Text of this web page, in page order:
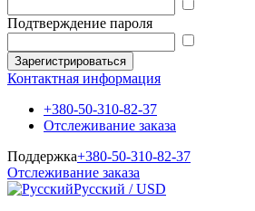
Подтверждение пароля
Зарегистрироваться
Контактная информация
+380-50-310-82-37
Отслеживание заказа
Поддержка+380-50-310-82-37
Отслеживание заказа
Русский / USD